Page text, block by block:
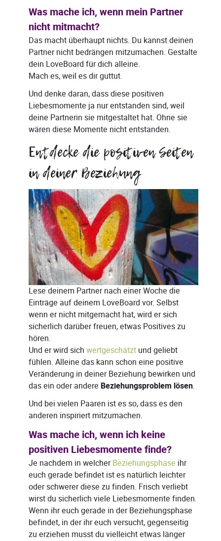
Was mache ich, wenn mein Partner
nicht mitmacht?
Das macht überhaupt nichts. Du kannst deinen
Partner nicht bedrängen mitzumachen. Gestalte
dein LoveBoard für dich alleine.
Mach es, weil es dir guttut.
Und denke daran, dass diese positiven
Liebesmomente ja nur entstanden sind, weil
deine Partnerin sie mitgestaltet hat. Ohne sie
wären diese Momente nicht entstanden.
Entdecke die positiven Seiten
in deiner Beziehung
Lese deinem Partner nach einer Woche die
Einträge auf deinem LoveBoard vor. Selbst
wenn er nicht mitgemacht hat, wird er sich
sicherlich darüber freuen, etwas Positives zu
hören.
Und er wird sich wertgeschätzt und geliebt
fühlen. Alleine das kann schon eine positive
Veränderung in deiner Beziehung bewirken und
das ein oder andere Beziehungsproblem lösen.
Und bei vielen Paaren ist es so, dass es den
anderen inspiriert mitzumachen.
Was mache ich, wenn ich keine
positiven Liebesmomente finde?
Je nachdem in welcherBeziehungsphase ihr
euch gerade befindet ist es natürlich leichter
oder schwerer diese zu finden. Frisch verliebt
wirst du sicherlich viele Liebesmomente finden.
Wenn ihr euch gerade in der Beziehungsphase
befindet, in der ihr euch versucht, gegenseitig
zu erziehen musst du vielleicht etwas länger